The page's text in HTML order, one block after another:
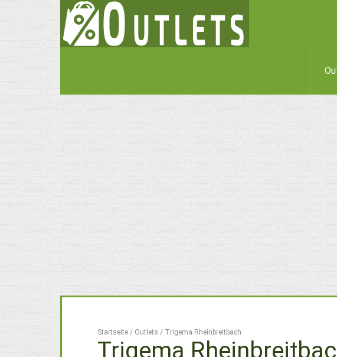
Startseite / Outlets / Trigema Rheinbreitbach
Trigema